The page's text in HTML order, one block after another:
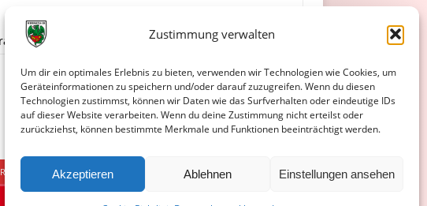
Zustimmung verwalten
Um dir ein optimales Erlebnis zu bieten, verwenden wir Technologien wie Cookies, um
Geräteinformationen zu speichern und/oder darauf zuzugreifen. Wenn du diesen
Technologien zustimmst, können wir Daten wie das Surfverhalten oder eindeutige IDs
auf dieser Website verarbeiten. Wenn du deine Zustimmung nicht erteilst oder
zurückziehst, können bestimmte Merkmale und Funktionen beeinträchtigt werden.
Akzeptieren Ablehnen Einstellungen ansehen
– Laube, Dier, Janzon.
DATENSCHUTZERKLÄRUNG COOKIE-RICHTLINIE (EU)